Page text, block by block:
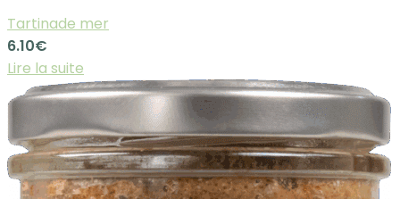
Tartinade mer
6.10€
Lire la suite